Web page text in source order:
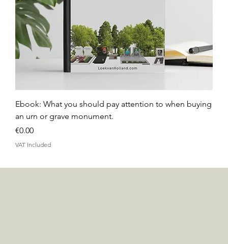
Ebook: What you should pay attention to when buying
an urn or grave monument.
Price
€0.00
VAT Included